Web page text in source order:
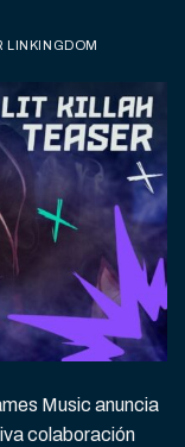
LINKINGDOM
Music anuncia
colaboración